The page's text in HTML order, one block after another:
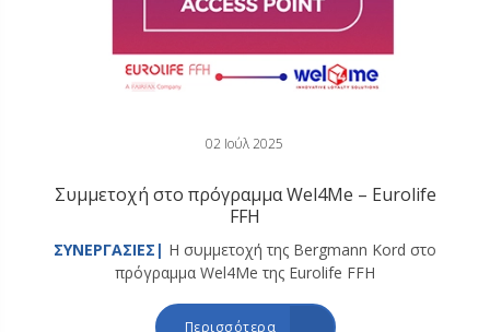
02 Ιούλ 2025
Συμμετοχή στο πρόγραμμα Wel4Me – Eurolife
FFH
ΣΥΝΕΡΓΑΣΙΕΣ| Η συμμετοχή της Bergmann Kord στο
πρόγραμμα Wel4Me της Eurolife FFH
Περισσότερα